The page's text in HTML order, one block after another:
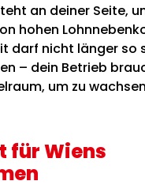
an deiner Seite,
hohen
darf nicht länger so
– dein Betrieb
um zu
für Wiens